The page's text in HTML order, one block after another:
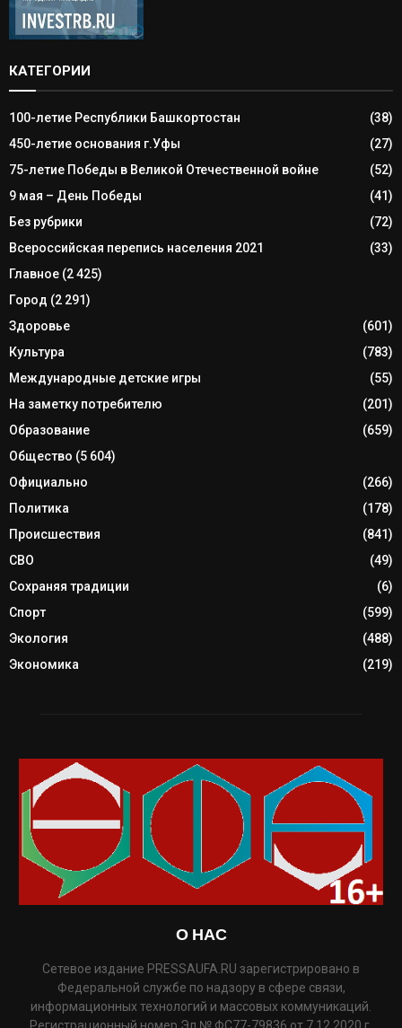
КАТЕГОРИИ
100-летие Республики Башкортостан
(38)
450-летие основания г.Уфы
(27)
75-летие Победы в Великой Отечественной войне
(52)
9 мая – День Победы
(41)
Без рубрики
(72)
Всероссийская перепись населения 2021
(33)
Главное (2 425)
Город (2 291)
Здоровье
(601)
Культура
(783)
Международные детские игры
(55)
На заметку потребителю
(201)
Образование
(659)
Общество (5 604)
Официально
(266)
Политика
(178)
Происшествия
(841)
СВО
(49)
Сохраняя традиции
(6)
Спорт
(599)
Экология
(488)
Экономика
(219)
О НАС
Сетевое издание PRESSAUFA.RU зарегистрировано в
Федеральной службе по надзору в сфере связи,
информационных технологий и массовых коммуникаций.